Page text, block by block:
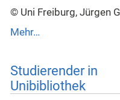
© Uni Freiburg, Jürgen
Mehr…
Studierender in
Unibibliothek